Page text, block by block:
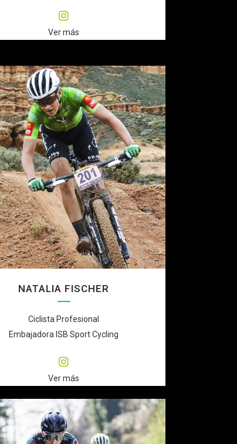
Ver más
NATALIA FISCHER
Ciclista Profesional
Embajadora ISB Sport Cycling
Ver más